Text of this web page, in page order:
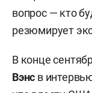
вопрос — кто
резюмирует
В конце
Вэнс в